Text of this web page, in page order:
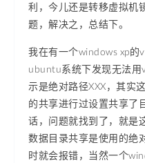
利，今儿还是转移虚拟机
题，解决之，总结下。
我在有一个windows xp
ubuntu系统下发现无法
示是绝对路径XXX，其实
的共享进行过设置共享了
话，问题就找到了，就是
数据目录共享是使用的绝
时就会报错，当然一个